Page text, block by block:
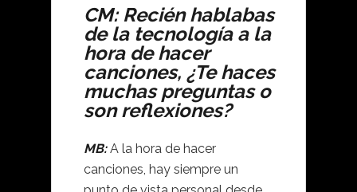
CM: Recién hablabas
de la tecnología a la
hora de hacer
canciones, ¿Te haces
muchas preguntas o
son reflexiones?
MB: A la hora de hacer
canciones, hay siempre un